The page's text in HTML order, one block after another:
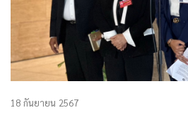
18 กันยายน 2567